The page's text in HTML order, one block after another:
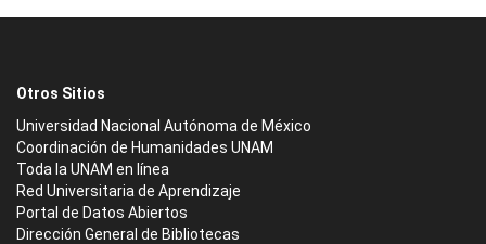
Otros Sitios
Universidad Nacional Autónoma de México
Coordinación de Humanidades UNAM
Toda la UNAM en línea
Red Universitaria de Aprendizaje
Portal de Datos Abiertos
Dirección General de Bibliotecas